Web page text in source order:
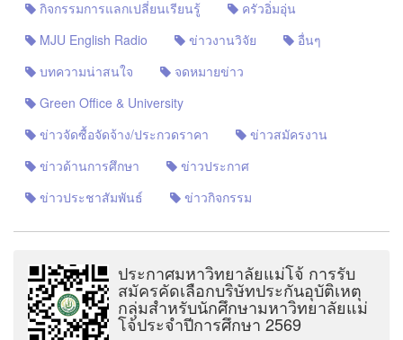
กิจกรรมการแลกเปลี่ยนเรียนรู้
ครัวอิ่มอุ่น
MJU English Radio
ข่าวงานวิจัย
อื่นๆ
บทความน่าสนใจ
จดหมายข่าว
Green Office & University
ข่าวจัดซื้อจัดจ้าง/ประกวดราคา
ข่าวสมัครงาน
ข่าวด้านการศึกษา
ข่าวประกาศ
ข่าวประชาสัมพันธ์
ข่าวกิจกรรม
ประกาศมหาวิทยาลัยแม่โจ้ การรับ
สมัครคัดเลือกบริษัทประกันอุบัติเหตุ
กลุ่มสำหรับนักศึกษามหาวิทยาลัยแม่
โจ้ประจำปีการศึกษา 2569